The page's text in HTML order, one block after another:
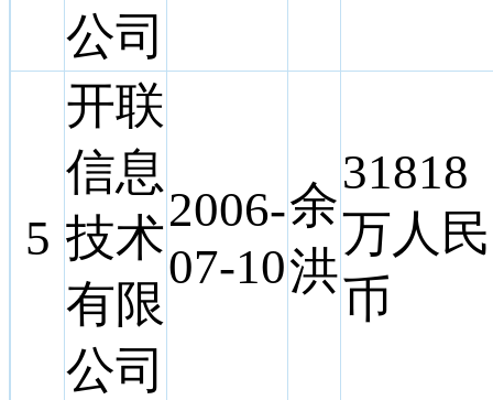
公司
5
开联
信息
技术
有限
公司
2006-
07-10
余
洪
31818
万人民
币